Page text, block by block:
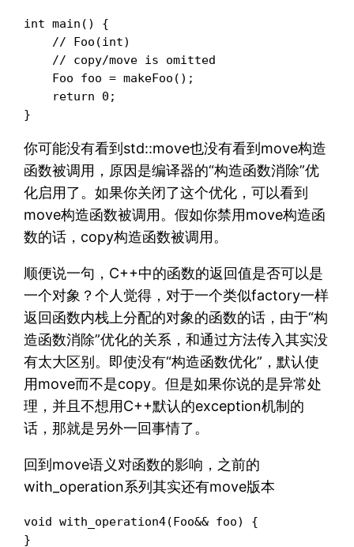
int main() {
    // Foo(int)
    // copy/move is omitted
    Foo foo = makeFoo();
    return 0;
你可能没有看到std::move也没有看到move构造
函数被调用，原因是编译器的“构造函数消除”优
化启用了。如果你关闭了这个优化，可以看到
move构造函数被调用。假如你禁用move构造函
数的话，copy构造函数被调用。
顺便说一句，C++中的函数的返回值是否可以是
一个对象？个人觉得，对于一个类似factory一样
返回函数内栈上分配的对象的函数的话，由于“构
造函数消除”优化的关系，和通过方法传入其实没
有太大区别。即使没有“构造函数优化”，默认使
用move而不是copy。但是如果你说的是异常处
理，并且不想用C++默认的exception机制的
话，那就是另外一回事情了。
回到move语义对函数的影响，之前的
with_operation系列其实还有move版本
void with_operation4(Foo&& foo) {
}